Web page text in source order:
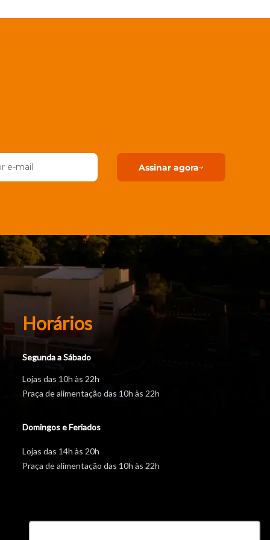
Assinar agora
Horários
Segunda a Sábado
Lojas das 10h às 22h
Praça de alimentação das 10h às 22h
Domingos e Feriados
Lojas das 14h às 20h
Praça de alimentação das 10h às 22h